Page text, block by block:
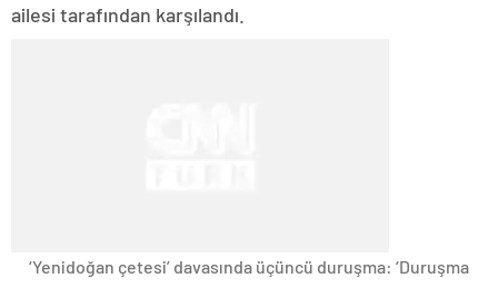
ailesi tarafından karşılandı.
‘Yenidoğan çetesi’ davasında üçüncü duruşma: ‘Duruşma